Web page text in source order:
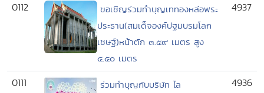
0112
ขอเชิญร่วมทำบุญเททองหล่อพระ
ประธาน(สมเด็จองค์ปฐมบรมโลก
เชษฐ์)หน้าตัก ๓.๕๙ เมตร สูง
๔.๕๐ เมตร
4937
0111
ร่วมทำบุญกับบริษัท ไล
4936